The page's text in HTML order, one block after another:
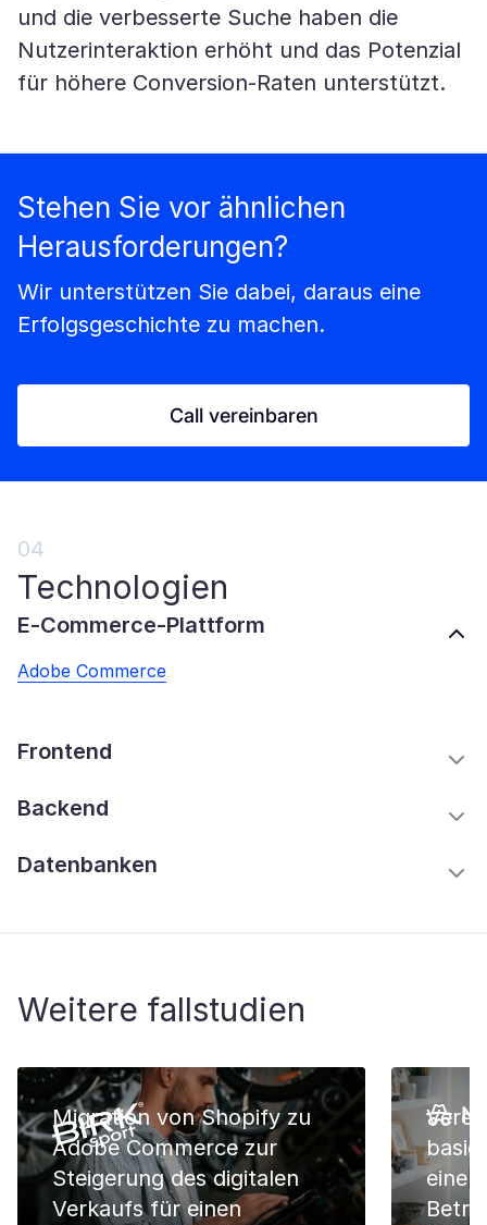
und die verbesserte Suche haben die
Nutzerinteraktion erhöht und das Potenzial
für höhere Conversion-Raten unterstützt.
Stehen Sie vor ähnlichen
Herausforderungen?
Wir unterstützen Sie dabei, daraus eine
Erfolgsgeschichte zu machen.
Call vereinbaren
04
Technologien
E-Commerce-Plattform
Adobe Commerce
Frontend
Backend
Datenbanken
Weitere fallstudien
Migration von Shopify zu
Adobe Commerce zur
Steigerung des digitalen
Verkaufs für einen